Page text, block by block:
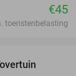
€45
toeristenbelasting